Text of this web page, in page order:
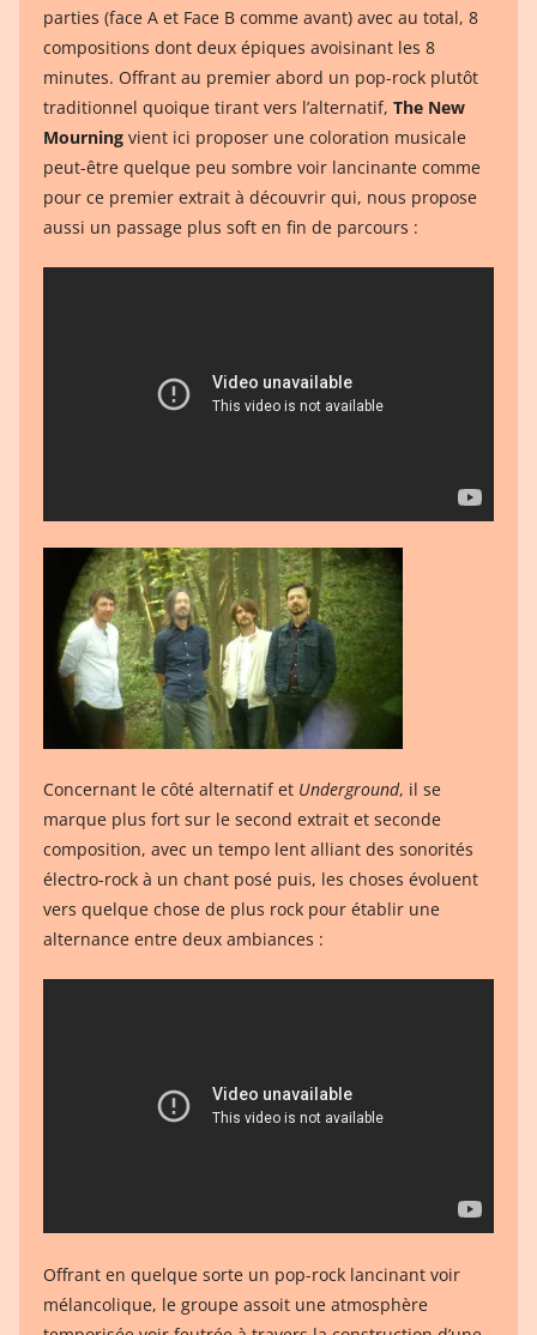
parties (face A et Face B comme avant) avec au total, 8
compositions dont deux épiques avoisinant les 8
minutes. Offrant au premier abord un pop-rock plutôt
traditionnel quoique tirant vers l’alternatif, The New
Mourning vient ici proposer une coloration musicale
peut-être quelque peu sombre voir lancinante comme
pour ce premier extrait à découvrir qui, nous propose
aussi un passage plus soft en fin de parcours :
Concernant le côté alternatif et Underground, il se
marque plus fort sur le second extrait et seconde
composition, avec un tempo lent alliant des sonorités
électro-rock à un chant posé puis, les choses évoluent
vers quelque chose de plus rock pour établir une
alternance entre deux ambiances :
Offrant en quelque sorte un pop-rock lancinant voir
mélancolique, le groupe assoit une atmosphère